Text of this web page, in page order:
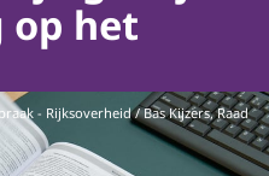
op het
- Rijksoverheid / Bas Kijzers, Raad